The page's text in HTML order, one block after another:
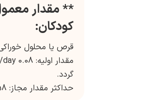
** مقدار
کودکان:
قرص یا محلول خوراکی:
گردد.
حداکثر مقدار مجاز: 0.58 mg/kg ( نهایتا 40 mg).